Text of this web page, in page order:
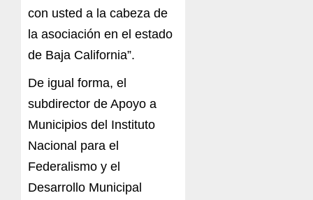
con usted a la cabeza de
la asociación en el estado
de Baja California”.
De igual forma, el
subdirector de Apoyo a
Municipios del Instituto
Nacional para el
Federalismo y el
Desarrollo Municipal